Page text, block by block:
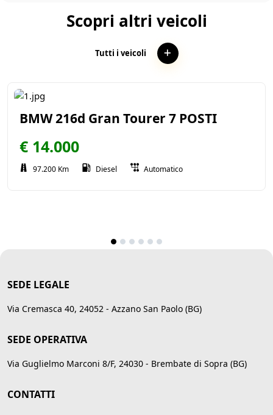
Scopri altri veicoli
Tutti i veicoli
BMW 216d Gran Tourer 7 POSTI
€ 14.000
97.200 Km Diesel Automatico
SEDE LEGALE
Via Cremasca 40, 24052 - Azzano San Paolo (BG)
SEDE OPERATIVA
Via Guglielmo Marconi 8/F, 24030 - Brembate di Sopra (BG)
CONTATTI